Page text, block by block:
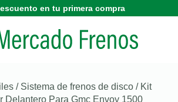
en tu primera compra
/ Sistema de frenos de disco / Kit
Delantero Para Gmc Envoy 1500